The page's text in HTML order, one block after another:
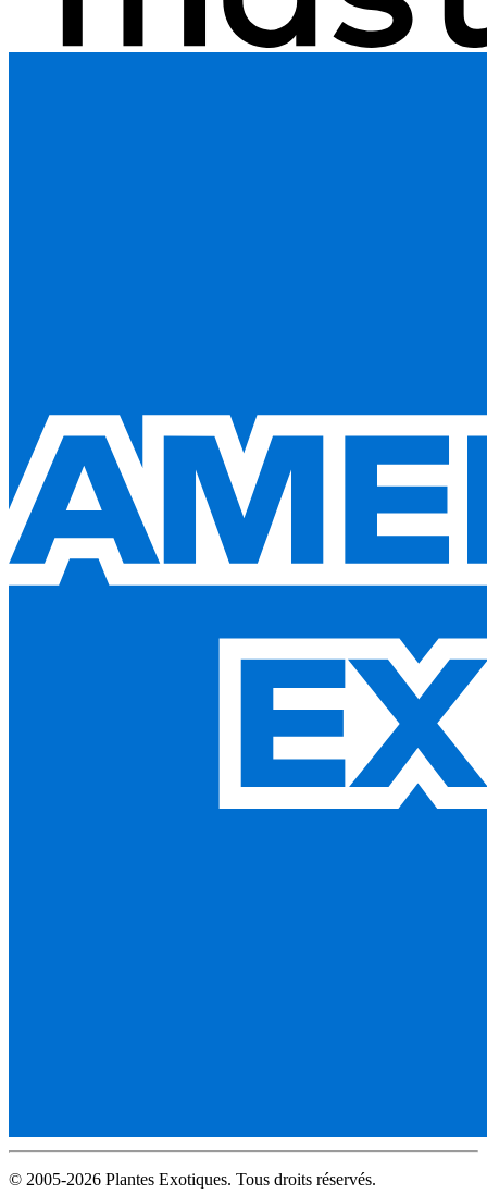
© 2005-2026 Plantes Exotiques. Tous droits réservés.